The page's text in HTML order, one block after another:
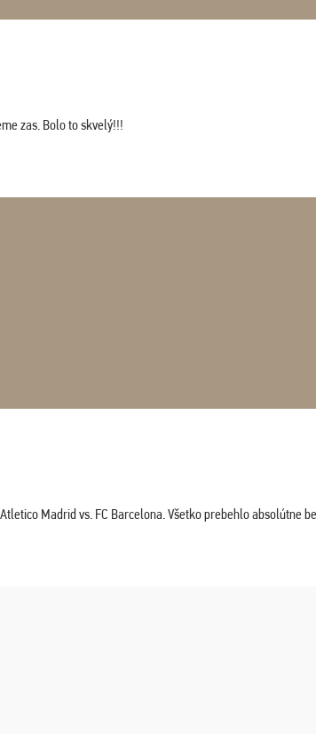
zas. Bolo to skvelý!!!
Madrid vs. FC Barcelona. Všetko prebehlo absolútne